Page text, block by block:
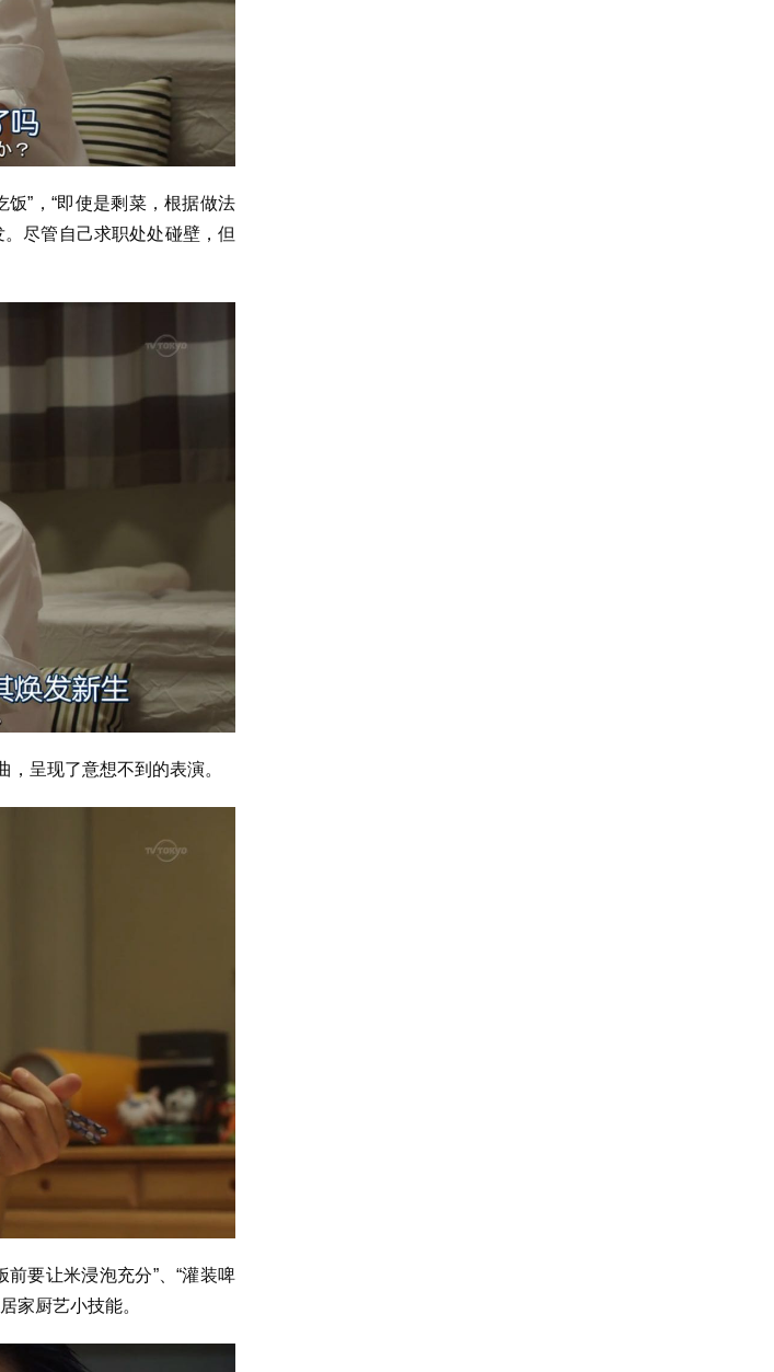
”，“即使是剩菜，根据做法
尽管自己求职处处碰壁，但
呈现了意想不到的表演。
要让米浸泡充分”、“灌装啤
家厨艺小技能。